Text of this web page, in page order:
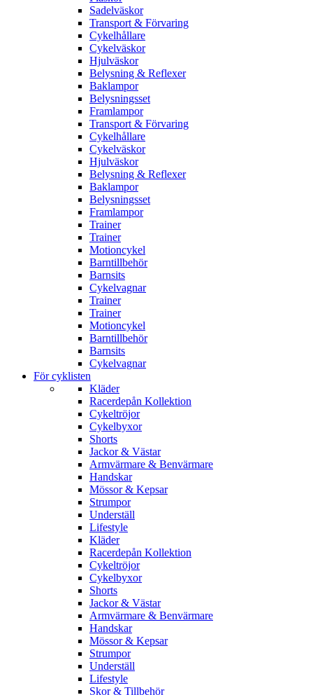
Sadelväskor
Transport & Förvaring
Cykelhållare
Cykelväskor
Hjulväskor
Belysning & Reflexer
Baklampor
Belysningsset
Framlampor
Transport & Förvaring
Cykelhållare
Cykelväskor
Hjulväskor
Belysning & Reflexer
Baklampor
Belysningsset
Framlampor
Trainer
Trainer
Motioncykel
Barntillbehör
Barnsits
Cykelvagnar
Trainer
Trainer
Motioncykel
Barntillbehör
Barnsits
Cykelvagnar
För cyklisten
Kläder
Racerdepån Kollektion
Cykeltröjor
Cykelbyxor
Shorts
Jackor & Västar
Armvärmare & Benvärmare
Handskar
Mössor & Kepsar
Strumpor
Underställ
Lifestyle
Kläder
Racerdepån Kollektion
Cykeltröjor
Cykelbyxor
Shorts
Jackor & Västar
Armvärmare & Benvärmare
Handskar
Mössor & Kepsar
Strumpor
Underställ
Lifestyle
Skor & Tillbehör